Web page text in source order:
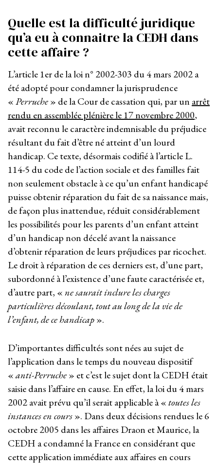
Quelle est la difficulté juridique
qu’a eu à connaitre la CEDH dans
cette affaire ?
L’article 1erde la loi n° 2002-303 du 4 mars 2002 a
été adopté pour condamner la jurisprudence
«Perruche» de la Cour de cassation qui, par un arrêt
rendu en assemblée plénière le 17 novembre 2000,
avait reconnu le caractère indemnisable du préjudice
résultant du fait d’être né atteint d’un lourd
handicap. Ce texte, désormais codifié à l’article L.
114-5 du code de l’action sociale et des familles fait
non seulement obstacle à ce qu’un enfant handicapé
puisse obtenir réparation du fait de sa naissance mais,
de façon plus inattendue, réduit considérablement
les possibilités pour les parents d’un enfant atteint
d’un handicap non décelé avant la naissance
d’obtenir réparation de leurs préjudices par ricochet.
Le droit à réparation de ces derniers est, d’une part,
subordonné à l’existence d’une faute caractérisée et,
d’autre part, «ne saurait inclure les charges
particulières découlant, tout au long de la vie de
l’enfant, de ce handicap».
D’importantes difficultés sont nées au sujet de
l’application dans le temps du nouveau dispositif
«anti-Perruche» et c’est le sujet dont la CEDH était
saisie dans l’affaire en cause. En effet, la loi du 4 mars
2002 avait prévu qu’il serait applicable à «toutes les
instances en cours». Dans deux décisions rendues le 6
octobre 2005 dans les affaires Draon et Maurice, la
CEDH a condamné la France en considérant que
cette application immédiate aux affaires en cours